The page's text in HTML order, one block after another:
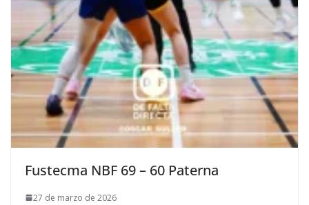
Fustecma NBF 69 – 60 Paterna
27 de marzo de 2026